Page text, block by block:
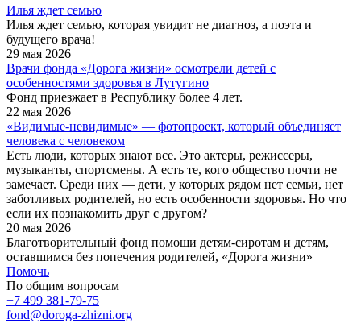
Илья ждет семью
Илья ждет семью, которая увидит не диагноз, а поэта и
будущего врача!
29 мая 2026
Врачи фонда «Дорога жизни» осмотрели детей с
особенностями здоровья в Лутугино
Фонд приезжает в Республику более 4 лет.
22 мая 2026
«Видимые-невидимые» — фотопроект, который объединяет
человека с человеком
Есть люди, которых знают все. Это актеры, режиссеры,
музыканты, спортсмены. А есть те, кого общество почти не
замечает. Среди них — дети, у которых рядом нет семьи, нет
заботливых родителей, но есть особенности здоровья. Но что
если их познакомить друг с другом?
20 мая 2026
Благотворительный фонд помощи детям-сиротам и детям,
оставшимся без попечения родителей, «Дорога жизни»
Помочь
По общим вопросам
+7 499 381-79-75
fond@doroga-zhizni.org